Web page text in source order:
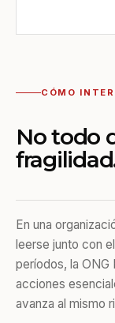
CÓMO
No todo
En una
leerse junto con
períodos, la ONG
acciones
avanza al mismo